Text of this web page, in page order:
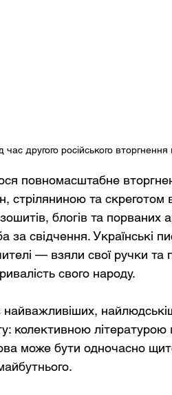
час другого російського
повномасштабне
стріляниною та скреготом
блогів та порваних
за свідчення. Українські
— взяли свої ручки
свого народу.
найважливіших,
колективною
може бути одночасно